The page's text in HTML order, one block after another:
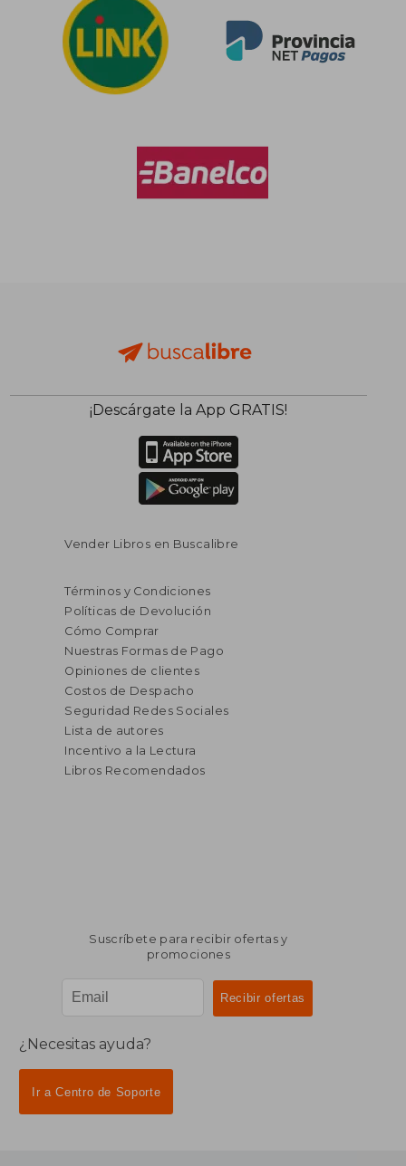
$ 93.558
¡Descárgate la App GRATIS!
Vender Libros en Buscalibre
Términos y Condiciones
Políticas de Devolución
Cómo Comprar
Nuestras Formas de Pago
Opiniones de clientes
Costos de Despacho
Seguridad Redes Sociales
Lista de autores
Incentivo a la Lectura
Libros Recomendados